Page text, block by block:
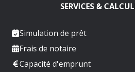
SERVICES &
Simulation de prêt
Frais de notaire
Capacité d'emprunt